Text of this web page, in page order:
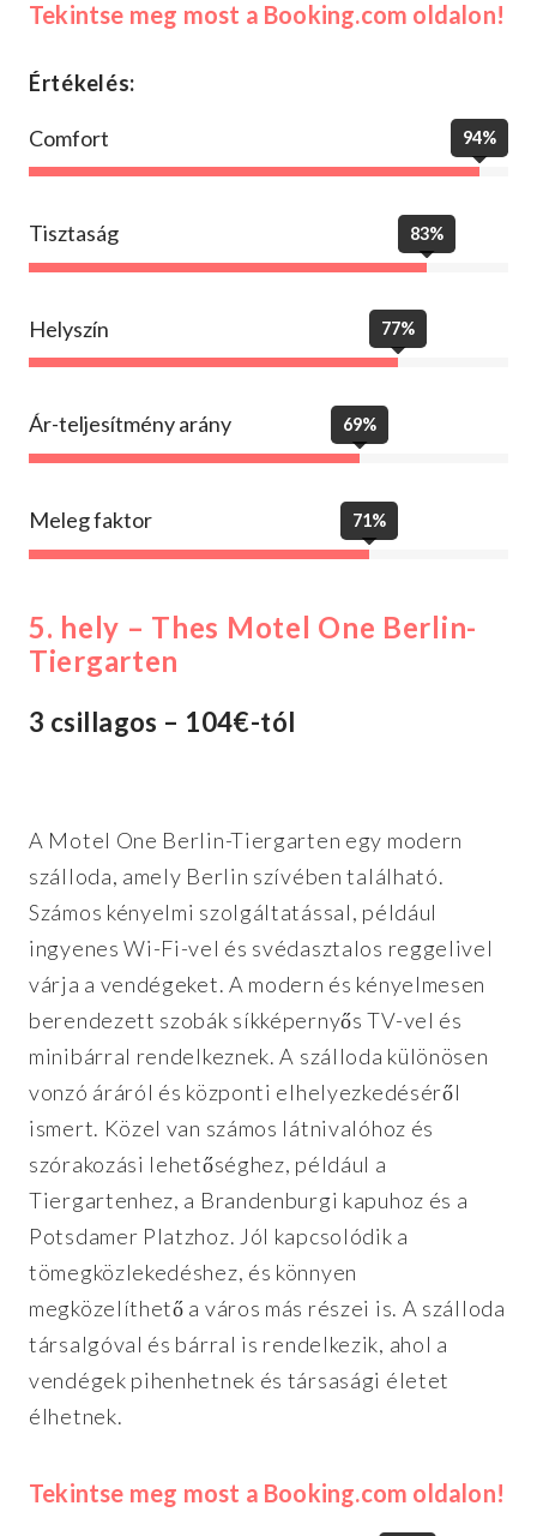
Tekintse meg most a Booking.com oldalon!
Értékelés:
Comfort 94%
Tisztaság 83%
Helyszín 77%
Ár-teljesítmény arány 69%
Meleg faktor 71%
5. hely – Thes Motel One Berlin-
Tiergarten
3 csillagos – 104€-tól
A Motel One Berlin-Tiergarten egy modern
szálloda, amely Berlin szívében található.
Számos kényelmi szolgáltatással, például
ingyenes Wi-Fi-vel és svédasztalos reggelivel
várja a vendégeket. A modern és kényelmesen
berendezett szobák síkképernyős TV-vel és
minibárral rendelkeznek. A szálloda különösen
vonzó áráról és központi elhelyezkedéséről
ismert. Közel van számos látnivalóhoz és
szórakozási lehetőséghez, például a
Tiergartenhez, a Brandenburgi kapuhoz és a
Potsdamer Platzhoz. Jól kapcsolódik a
tömegközlekedéshez, és könnyen
megközelíthető a város más részei is. A szálloda
társalgóval és bárral is rendelkezik, ahol a
vendégek pihenhetnek és társasági életet
élhetnek.
Tekintse meg most a Booking.com oldalon!